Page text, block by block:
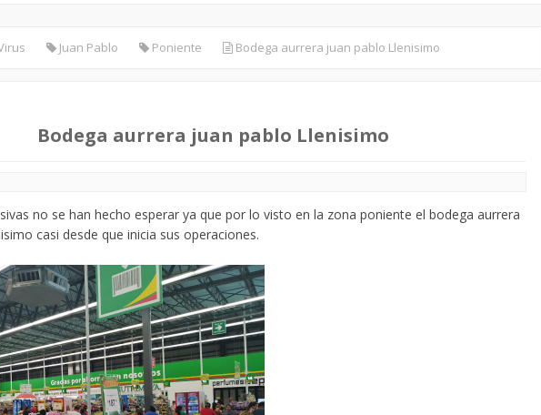
Juan Pablo Poniente Bodega aurrera juan pablo Llenisimo
Bodega aurrera juan pablo Llenisimo
no se han hecho esperar ya que por lo visto en la zona poniente el bodega aurrera
casi desde que inicia sus operaciones.